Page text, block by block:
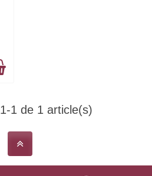
1 de 1 article(s)